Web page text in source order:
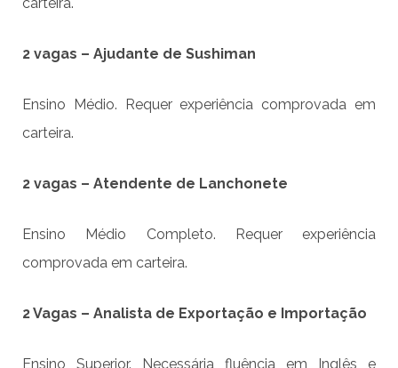
2 vagas – Ajudante de Sushiman
Ensino Médio. Requer experiência comprovada em
carteira.
2 vagas – Atendente de Lanchonete
Ensino Médio Completo. Requer experiência
comprovada em carteira.
2 Vagas – Analista de Exportação e Importação
Ensino Superior. Necessária fluência em Inglês e